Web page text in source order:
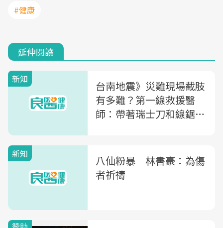
#健康
延伸閱讀
新知
台南地震》災難現場截肢
有多難？第一線救援醫
師：帶著瑞士刀和線鋸，
新知
八仙粉暴 林書豪：為傷
者祈禱